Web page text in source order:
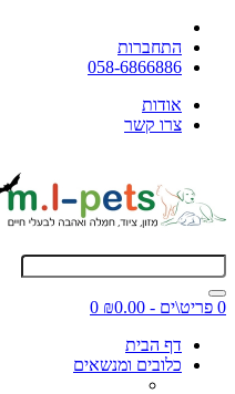
התחברות
058-6866886
אודות
צרו קשר
0 פריט\ים - ₪0.00
0
דף הבית
כלובים ומנשאים